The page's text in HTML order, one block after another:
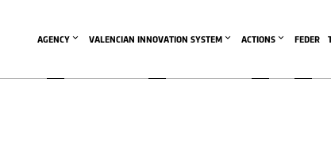
AGENCY VALENCIAN INNOVATION SYSTEM ACTIONS FEDER